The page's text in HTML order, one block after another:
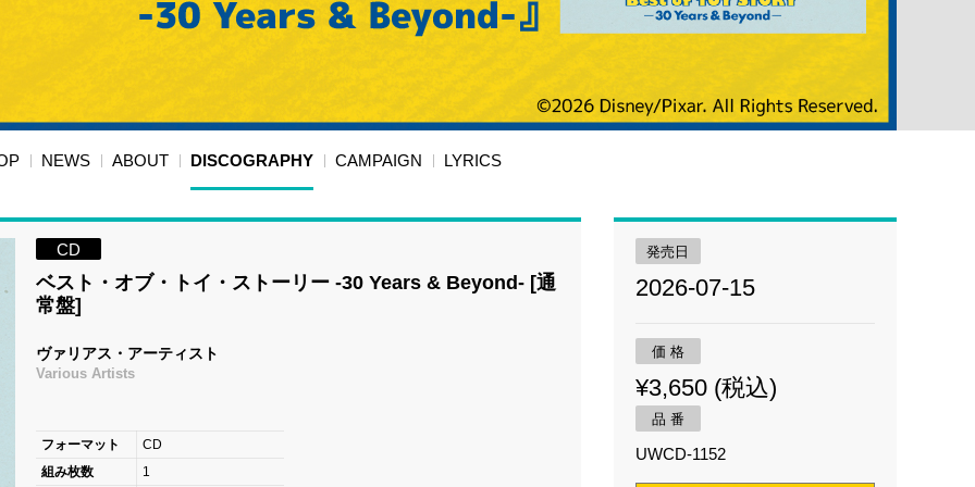
NEWS ABOUT DISCOGRAPHY CAMPAIGN LYRICS
CD
ベスト・オブ・トイ・ストーリー -30 Years & Beyond- [通
常盤]
ヴァリアス・アーティスト
Various Artists
フォーマット
CD
組み枚数
1
発売日
2026-07-15
価 格
¥3,650 (税込)
品 番
UWCD-1152